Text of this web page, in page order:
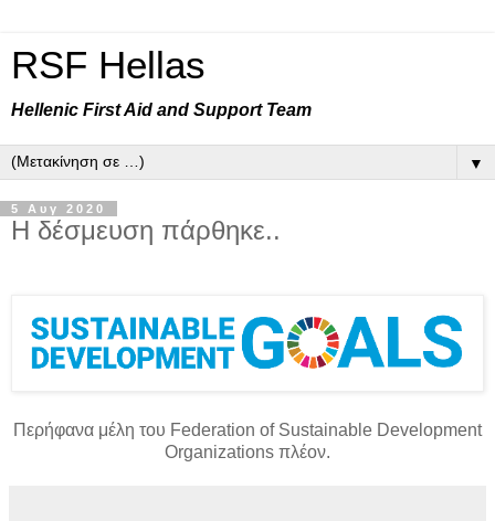
RSF Hellas
Hellenic First Aid and Support Team
▼
5 Αυγ 2020
Η δέσμευση πάρθηκε..
Περήφανα μέλη του Federation of Sustainable Development
Organizations πλέον.